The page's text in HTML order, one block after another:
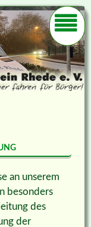
an unserem
besonders
des
der